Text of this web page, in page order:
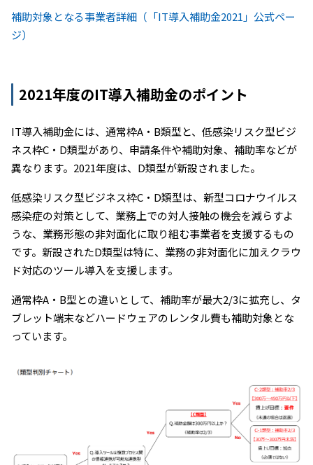
補助対象となる事業者詳細（「IT導入補助金2021」公式ペー
ジ）
2021年度のIT導入補助金のポイント
IT導入補助金には、通常枠A・B類型と、低感染リスク型ビジ
ネス枠C・D類型があり、申請条件や補助対象、補助率などが
異なります。2021年度は、D類型が新設されました。
低感染リスク型ビジネス枠C・D類型は、新型コロナウイルス
感染症の対策として、業務上での対人接触の機会を減らすよ
うな、業務形態の非対面化に取り組む事業者を支援するもの
です。新設されたD類型は特に、業務の非対面化に加えクラウ
ド対応のツール導入を支援します。
通常枠A・B型との違いとして、補助率が最大2/3に拡充し、タ
ブレット端末などハードウェアのレンタル費も補助対象とな
っています。